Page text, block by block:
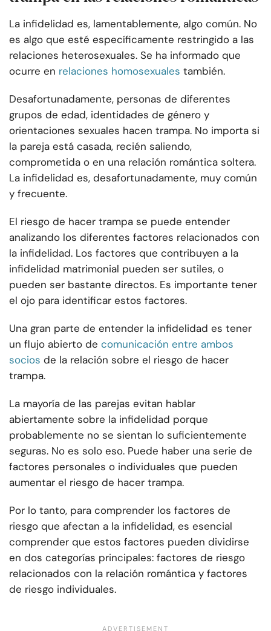
La infidelidad es, lamentablemente, algo común. No
es algo que esté específicamente restringido a las
relaciones heterosexuales. Se ha informado que
ocurre en relaciones homosexuales también.
Desafortunadamente, personas de diferentes
grupos de edad, identidades de género y
orientaciones sexuales hacen trampa. No importa si
la pareja está casada, recién saliendo,
comprometida o en una relación romántica soltera.
La infidelidad es, desafortunadamente, muy común
y frecuente.
El riesgo de hacer trampa se puede entender
analizando los diferentes factores relacionados con
la infidelidad. Los factores que contribuyen a la
infidelidad matrimonial pueden ser sutiles, o
pueden ser bastante directos. Es importante tener
el ojo para identificar estos factores.
Una gran parte de entender la infidelidad es tener
un flujo abierto de comunicación entre ambos
socios de la relación sobre el riesgo de hacer
trampa.
La mayoría de las parejas evitan hablar
abiertamente sobre la infidelidad porque
probablemente no se sientan lo suficientemente
seguras. No es solo eso. Puede haber una serie de
factores personales o individuales que pueden
aumentar el riesgo de hacer trampa.
Por lo tanto, para comprender los factores de
riesgo que afectan a la infidelidad, es esencial
comprender que estos factores pueden dividirse
en dos categorías principales: factores de riesgo
relacionados con la relación romántica y factores
de riesgo individuales.